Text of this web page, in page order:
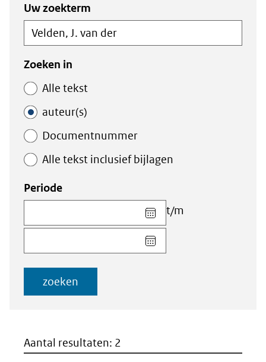
Zoeken
in
de
index
Zoeken
binnen
de
index
Uw zoekterm
Zoeken in
Alle tekst
auteur(s)
Documentnummer
Alle tekst inclusief bijlagen
Periode
Kies
datum
voor
veld
t/m
Kies
datum
zoeken
Aantal resultaten: 2